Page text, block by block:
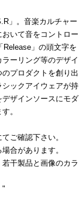
」。音楽カルチャー
いて音をコントロー
」の頭文字を
ーリング等のデザイ
プロダクトを創り出
ックアイウェアが持
ザインソースにモダ
。
ご確認下さい。
合があります。
干製品と画像のカラ
"